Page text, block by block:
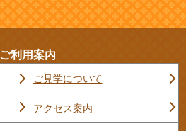
ご利用案内
ご見学について
アクセス案内